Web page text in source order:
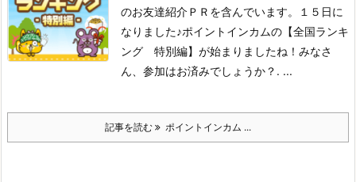
のお友達紹介ＰＲを含んでいます。
１５日に
なりました♪ポイントインカムの【全国ランキ
ング 特別編】が始まりましたね！ みなさ
ん、参加はお済みでしょうか？ . ...
記事を読む ポイントインカム ...